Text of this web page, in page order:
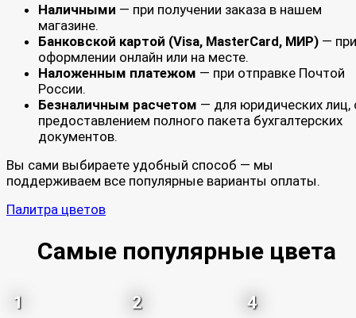
Наличными — при получении заказа в нашем
магазине.
Банковской картой (Visa, MasterCard, МИР) — при
оформлении онлайн или на месте.
Наложенным платежом — при отправке Почтой
России.
Безналичным расчетом — для юридических лиц,
предоставлением полного пакета бухгалтерских
документов.
Вы сами выбираете удобный способ — мы
поддерживаем все популярные варианты оплаты.
Палитра цветов
Самые популярные цвета
1 2 4